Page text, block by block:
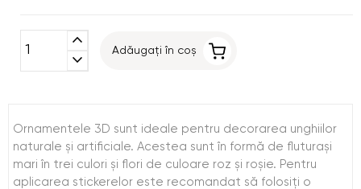
expand_less
expand_more
Adăugați în coș
Ornamentele 3D sunt ideale pentru decorarea unghiilor
naturale şi artificiale. Acestea sunt în formă de fluturaşi
mari în trei culori şi flori de culoare roz şi roşie. Pentru
aplicarea stickerelor este recomandat să folosiţi o